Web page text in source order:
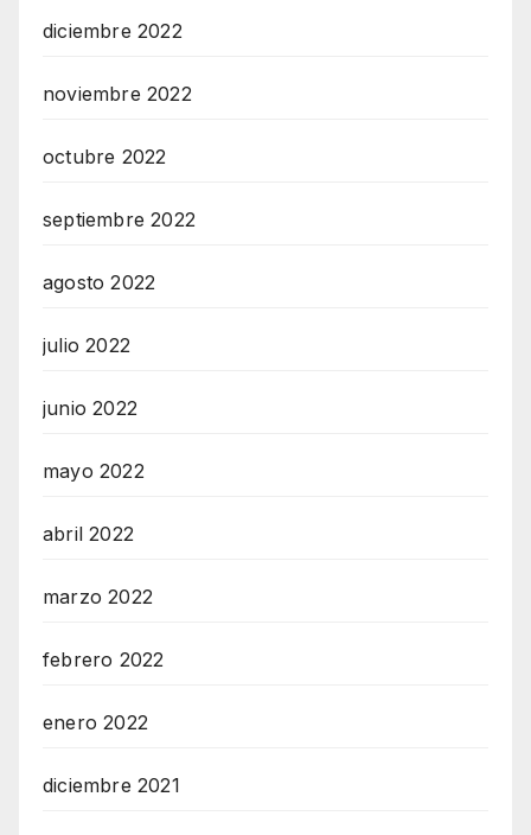
diciembre 2022
noviembre 2022
octubre 2022
septiembre 2022
agosto 2022
julio 2022
junio 2022
mayo 2022
abril 2022
marzo 2022
febrero 2022
enero 2022
diciembre 2021